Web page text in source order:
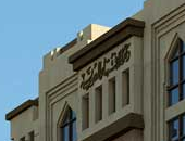
حجز موعد